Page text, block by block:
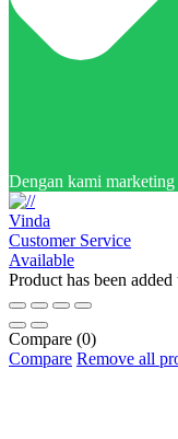
Dengan kami
Vinda
Customer Service
Available
Product has been
Compare (0)
Compare Remove all